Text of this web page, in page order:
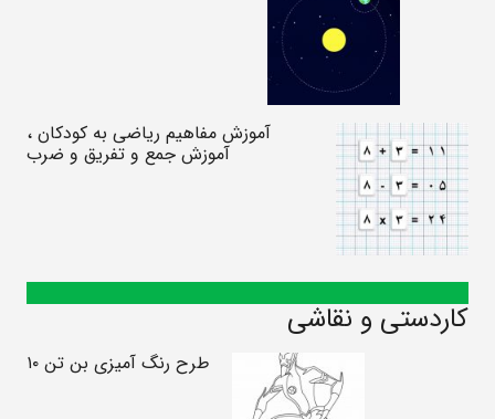
آموزش مفاهیم ریاضی به کودکان ،
آموزش جمع و تفریق و ضرب
کاردستی و نقاشی
طرح رنگ آمیزی بن تن ۱۰